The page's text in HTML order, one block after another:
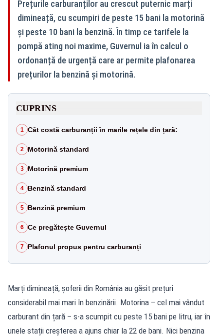
Prețurile carburanților au crescut puternic marți
dimineață, cu scumpiri de peste 15 bani la motorină
și peste 10 bani la benzină. În timp ce tarifele la
pompă ating noi maxime, Guvernul ia în calcul o
ordonanță de urgență care ar permite plafonarea
prețurilor la benzină și motorină.
CUPRINS
1 Cât costă carburanții în marile rețele din țară:
2 Motorină standard
3 Motorină premium
4 Benzină standard
5 Benzină premium
6 Ce pregătește Guvernul
7 Plafonul propus pentru carburanți
Marți dimineață, șoferii din România au găsit prețuri
considerabil mai mari în benzinării. Motorina – cel mai vândut
carburant din țară – s-a scumpit cu peste 15 bani pe litru, iar în
unele stații creșterea a ajuns chiar la 22 de bani. Nici benzina